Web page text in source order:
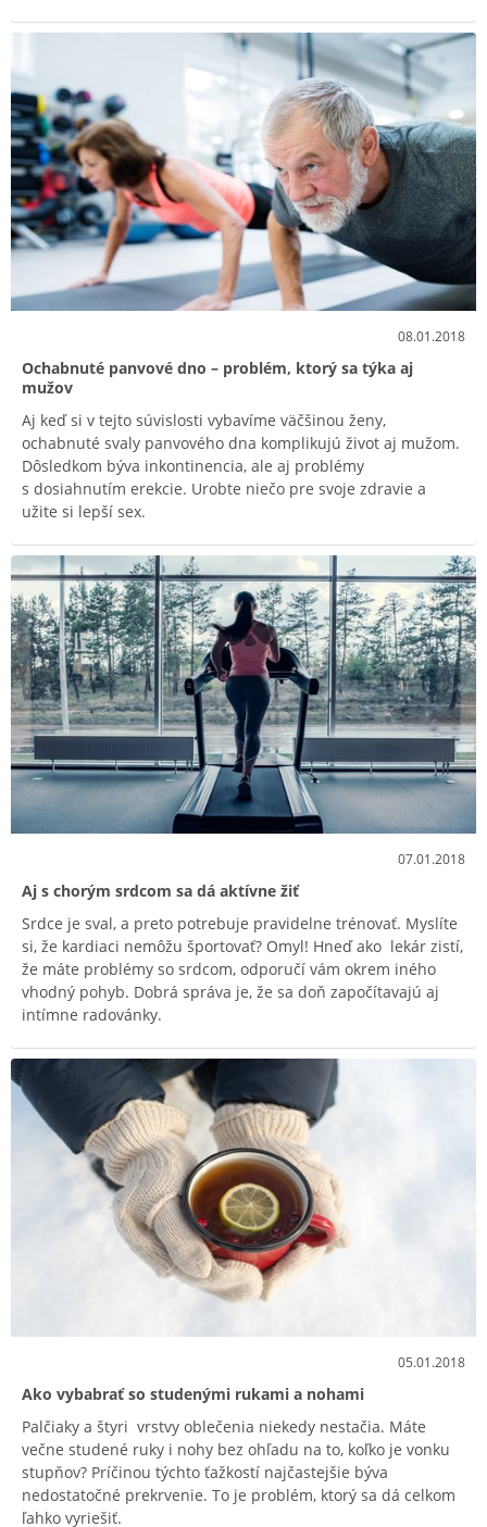
08.01.2018
Ochabnuté panvové dno – problém, ktorý sa týka aj
mužov
Aj keď si v tejto súvislosti vybavíme väčšinou ženy,
ochabnuté svaly panvového dna komplikujú život aj mužom.
Dôsledkom býva inkontinencia, ale aj problémy
s dosiahnutím erekcie. Urobte niečo pre svoje zdravie a
užite si lepší sex.
07.01.2018
Aj s chorým srdcom sa dá aktívne žiť
Srdce je sval, a preto potrebuje pravidelne trénovať. Myslíte
si, že kardiaci nemôžu športovať? Omyl! Hneď ako lekár zistí,
že máte problémy so srdcom, odporučí vám okrem iného
vhodný pohyb. Dobrá správa je, že sa doň započítavajú aj
intímne radovánky.
05.01.2018
Ako vybabrať so studenými rukami a nohami
Palčiaky a štyri vrstvy oblečenia niekedy nestačia. Máte
večne studené ruky i nohy bez ohľadu na to, koľko je vonku
stupňov? Príčinou týchto ťažkostí najčastejšie býva
nedostatočné prekrvenie. To je problém, ktorý sa dá celkom
ľahko vyriešiť.